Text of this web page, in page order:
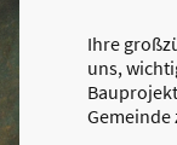
Ihre
uns,
Gemeinde